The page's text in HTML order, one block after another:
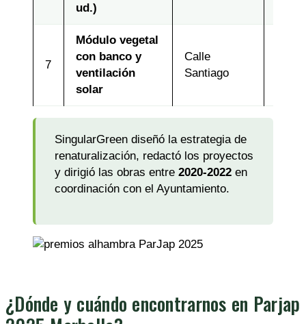
ud.)
7
Módulo vegetal
con banco y
ventilación
solar
Calle
Santiago
SingularGreen diseñó la estrategia de
renaturalización, redactó los proyectos
y dirigió las obras entre 2020-2022 en
coordinación con el Ayuntamiento.
¿Dónde y cuándo encontrarnos en Parjap